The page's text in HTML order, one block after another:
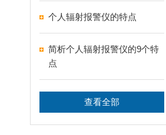
个人辐射报警仪的特点
简析个人辐射报警仪的9个特
点
查看全部